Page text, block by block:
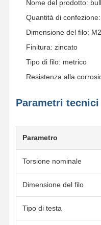
Nome del prodotto:
Quantità di
Dimensione del filo:
Finitura: zincato
Tipo di filo: metrico
Resistenza alla
Parametri tecnici
Parametro
Torsione nominale
Dimensione del filo
Tipo di testa